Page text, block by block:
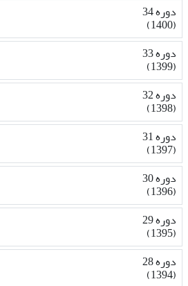
دوره 34
(1400)
دوره 33
(1399)
دوره 32
(1398)
دوره 31
(1397)
دوره 30
(1396)
دوره 29
(1395)
دوره 28
(1394)